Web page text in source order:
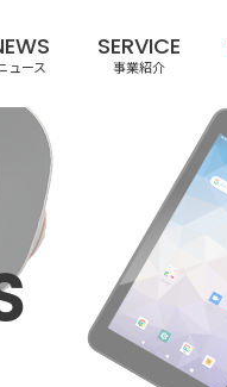
ュース
SERVICE
事業紹介